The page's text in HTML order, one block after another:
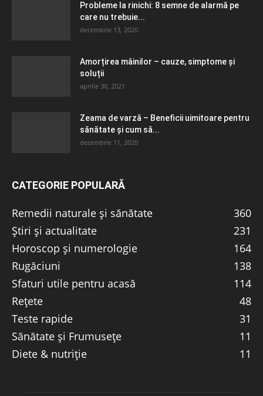
Probleme la rinichi: 8 semne de alarmă pe
care nu trebuie...
decembrie 13, 2020
Amorțirea mâinilor – cauze, simptome și
soluții
aprilie 30, 2021
Zeama de varză – Beneficii uimitoare pentru
sănătate și cum să...
decembrie 11, 2020
CATEGORIE POPULARĂ
Remedii naturale și sănătate
360
Știri și actualitate
231
Horoscop și numerologie
164
Rugăciuni
138
Sfaturi utile pentru acasă
114
Rețete
48
Teste rapide
31
Sănătate și Frumusețe
11
Diete & nutriție
11